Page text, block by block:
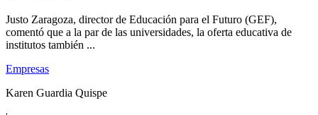
Justo Zaragoza, director de Educación para el Futuro (GEF),
comentó que a la par de las universidades, la oferta educativa de
institutos también ...
Empresas
Karen Guardia Quispe